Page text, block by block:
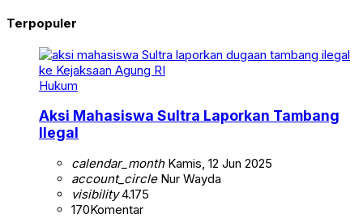
Terpopuler
Hukum
Aksi Mahasiswa Sultra Laporkan Tambang
Ilegal
calendar_monthKamis, 12 Jun 2025
account_circleNur Wayda
visibility4.175
170Komentar